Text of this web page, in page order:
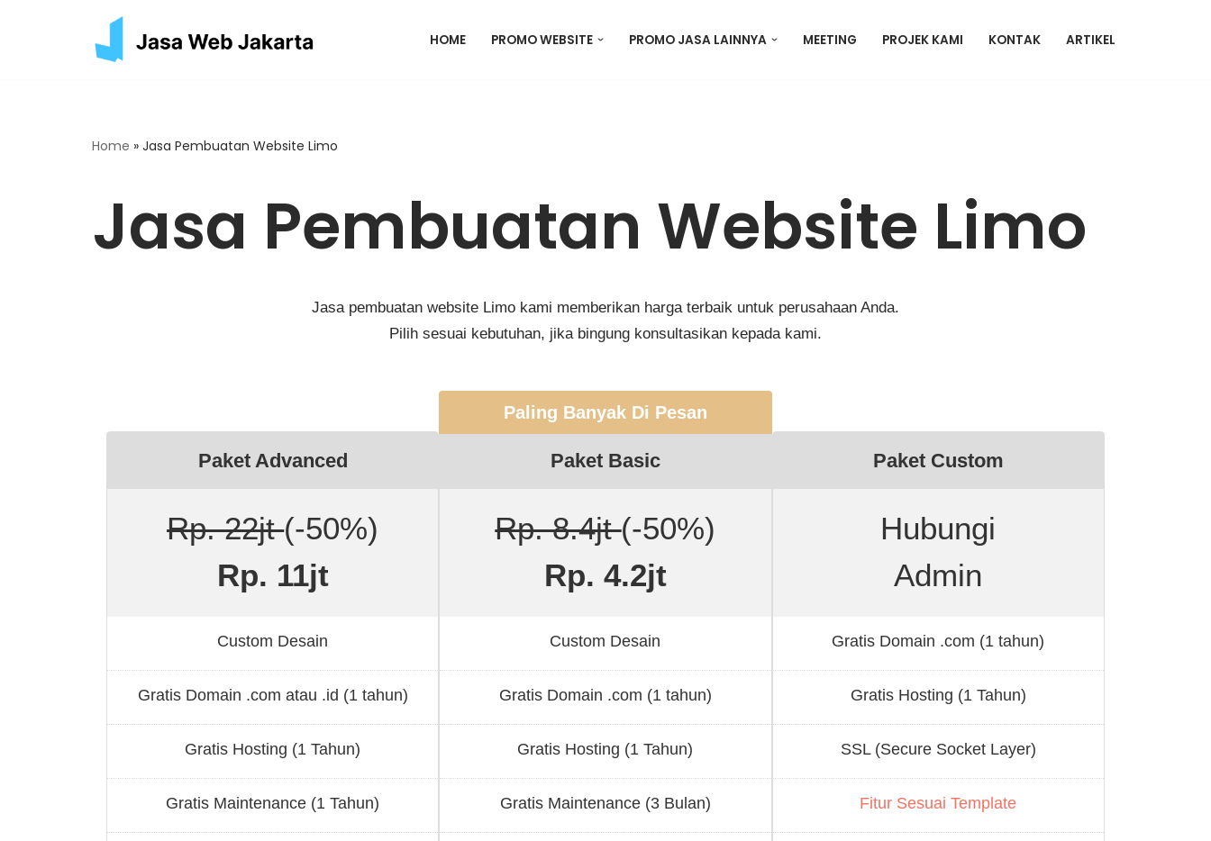
HOME PROMO WEBSITE PROMO JASA LAINNYA MEETING PROJEK KAMI KONTAK ARTIKEL
Home » Jasa Pembuatan Website Limo
Jasa Pembuatan Website Limo
Jasa pembuatan website Limo kami memberikan harga terbaik untuk perusahaan Anda.
Pilih sesuai kebutuhan, jika bingung konsultasikan kepada kami.
Paket Advanced
Rp. 22jt(-50%)
Rp. 11jt
Custom Desain
Gratis Domain .com atau .id (1 tahun)
Gratis Hosting (1 Tahun)
Gratis Maintenance (1 Tahun)
Paling Banyak Di Pesan
Paket Basic
Rp. 8.4jt(-50%)
Rp. 4.2jt
Custom Desain
Gratis Domain .com (1 tahun)
Gratis Hosting (1 Tahun)
Gratis Maintenance (3 Bulan)
Paket Custom
Hubungi
Admin
Gratis Domain .com (1 tahun)
Gratis Hosting (1 Tahun)
SSL (Secure Socket Layer)
Fitur Sesuai Template